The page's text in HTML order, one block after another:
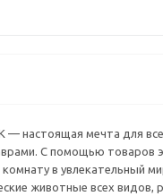
— настоящая мечта для
С помощью товаров
в увлекательный
животные всех видов,